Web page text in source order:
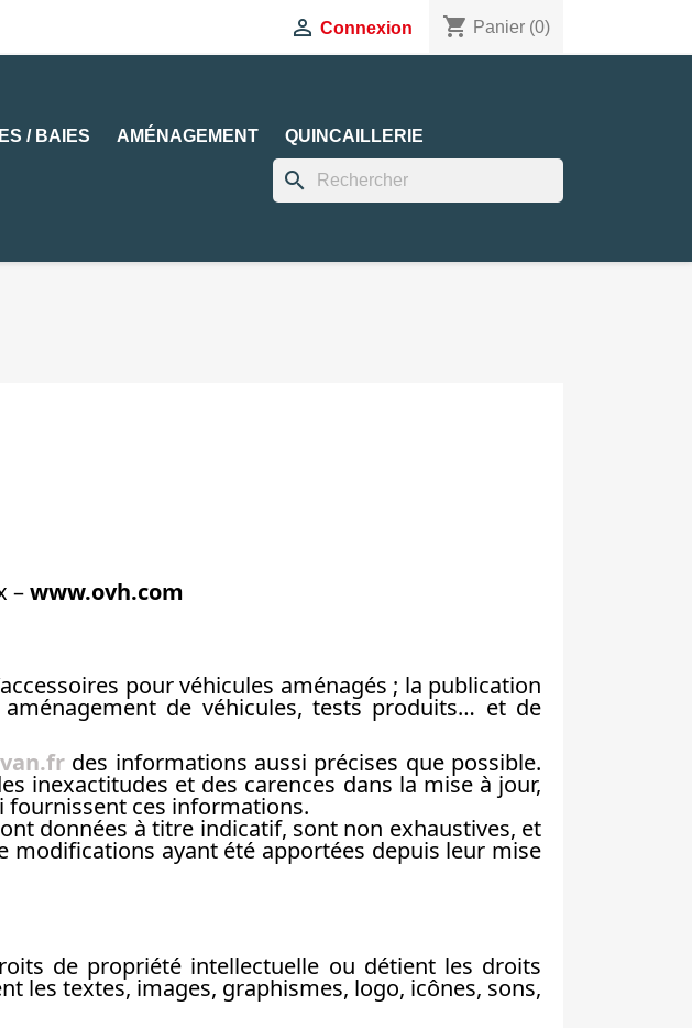
 Connexion shopping_cart Panier (0)
/ BAIES AMÉNAGEMENT QUINCAILLERIE
search
–www.ovh.com
pour véhicules aménagés ; la publication
de véhicules, tests produits… et de
des informations aussi précises que possible.
inexactitudes et des carences dans la mise à jour,
fournissent ces informations.
données à titre indicatif, sont non exhaustives, et
modifications ayant été apportées depuis leur mise
de propriété intellectuelle ou détient les droits
les textes, images, graphismes, logo, icônes, sons,